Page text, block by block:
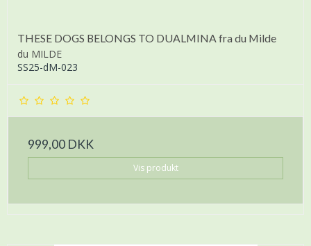
THESE DOGS BELONGS TO DUALMINA fra du Milde
du MILDE
SS25-dM-023
999,00 DKK
Vis produkt